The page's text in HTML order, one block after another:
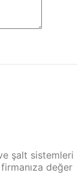
şalt sistemleri
değer